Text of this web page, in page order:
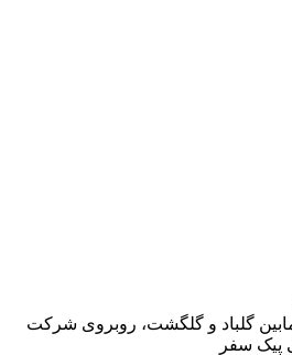
مابین گلباد و گلگشت، روبروی شرکت
پیک سفر